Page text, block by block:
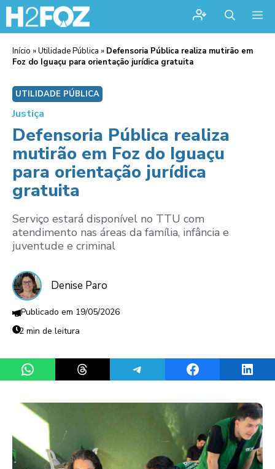
Início »Utilidade Pública » Defensoria Pública realiza mutirão em
Foz do Iguaçu para orientação jurídica gratuita
UTILIDADE PÚBLICA
Justiça
Defensoria Pública realiza
mutirão em Foz do Iguaçu
para orientação jurídica
gratuita
Serviço estará disponível no TTU com
atendimento nas áreas da família, infância e
juventude e criminal
Denise Paro
19/05/2026
2 min de leitura
Share on WhatsAppShare on ThreadsShare on TelegramShare on Facebook